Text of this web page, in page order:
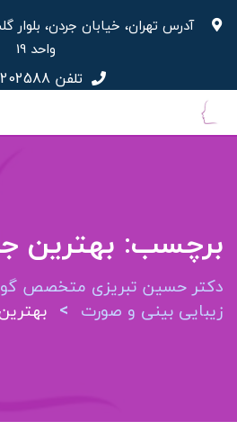
پرش
واحد 19
تلفن
برچسب: بهترین
دکتر حسین تبریزی متخصص
زیبایی بینی و صورت >